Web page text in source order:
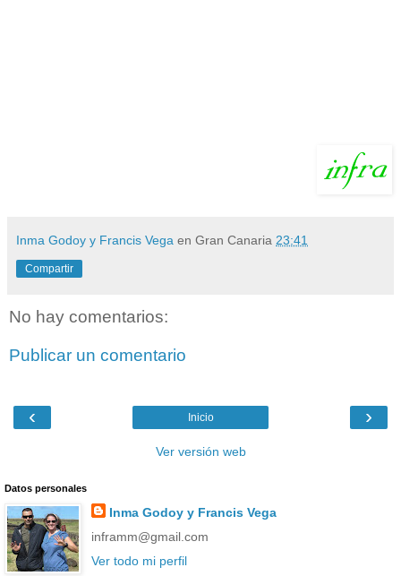
Inma Godoy y Francis Vega en Gran Canaria 23:41
Compartir
No hay comentarios:
Publicar un comentario
‹ ›
Inicio
Ver versión web
Datos personales
Inma Godoy y Francis Vega
inframm@gmail.com
Ver todo mi perfil